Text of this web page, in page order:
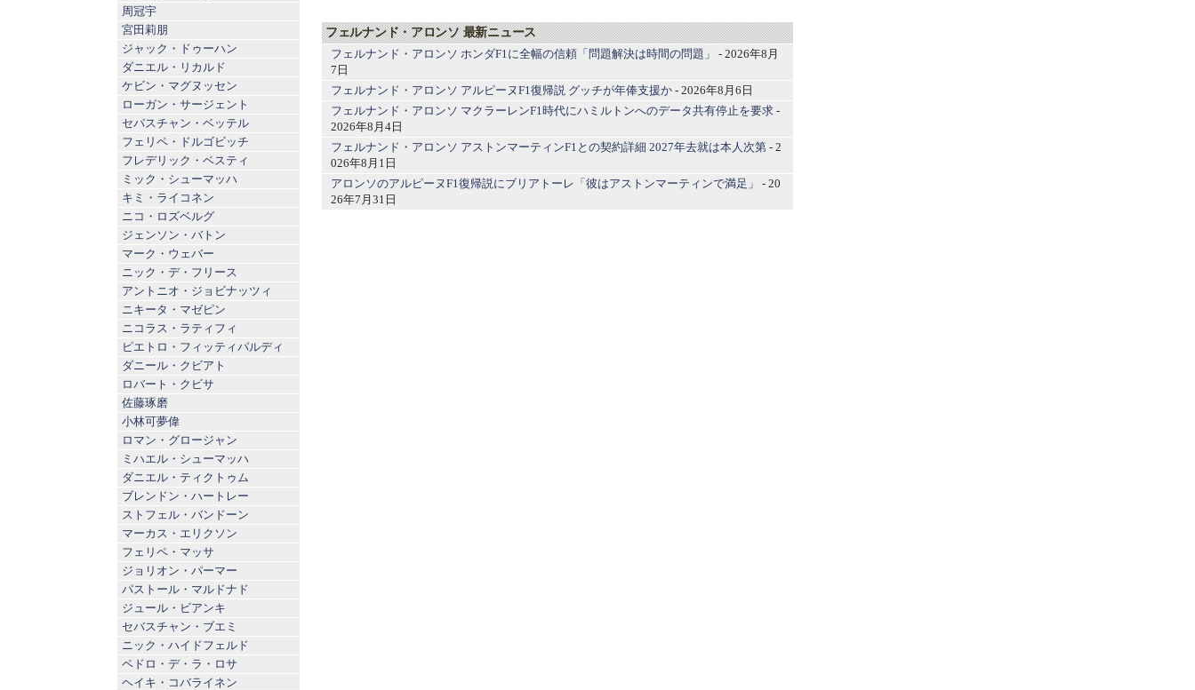
フェルナンド・アロンソ 最新ニュース
フェルナンド・アロンソ ホンダF1に全幅の信頼「問題解決は時間の問題」
- 2026年8月
7日
フェルナンド・アロンソ アルピーヌF1復帰説 グッチが年俸支援か - 2026年8月6日
フェルナンド・アロンソ マクラーレンF1時代にハミルトンへのデータ共有停止を要求 -
2026年8月4日
フェルナンド・アロンソ アストンマーティンF1との契約詳細 2027年去就は本人次第 - 2
026年8月1日
アロンソのアルピーヌF1復帰説にブリアトーレ「彼はアストンマーティンで満足」
- 20
26年7月31日
周冠宇
宮田莉朋
ジャック・ドゥーハン
ダニエル・リカルド
ケビン・マグヌッセン
ローガン・サージェント
セバスチャン・ベッテル
フェリペ・ドルゴビッチ
フレデリック・ベスティ
ミック・シューマッハ
キミ・ライコネン
ニコ・ロズベルグ
ジェンソン・バトン
マーク・ウェバー
ニック・デ・フリース
アントニオ・ジョビナッツィ
ニキータ・マゼピン
ニコラス・ラティフィ
ピエトロ・フィッティパルディ
ダニール・クビアト
ロバート・クビサ
佐藤琢磨
小林可夢偉
ロマン・グロージャン
ミハエル・シューマッハ
ダニエル・ティクトゥム
ブレンドン・ハートレー
ストフェル・バンドーン
マーカス・エリクソン
フェリペ・マッサ
ジョリオン・パーマー
パストール・マルドナド
ジュール・ビアンキ
セバスチャン・ブエミ
ニック・ハイドフェルド
ペドロ・デ・ラ・ロサ
ヘイキ・コバライネン